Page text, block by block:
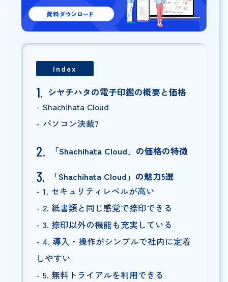
Index
シヤチハタの電子印鑑の概要と価格
Shachihata Cloud
パソコン決裁7
「Shachihata Cloud」の価格の特徴
「Shachihata Cloud」の魅力5選
1. セキュリティレベルが高い
2. 紙書類と同じ感覚で捺印できる
3. 捺印以外の機能も充実している
4. 導入・操作がシンプルで社内に定着
しやすい
5. 無料トライアルを利用できる